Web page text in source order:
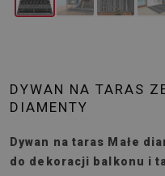
DYWAN NA TARAS
DIAMENTY
Dywan na taras Małe
do dekoracji balkonu i